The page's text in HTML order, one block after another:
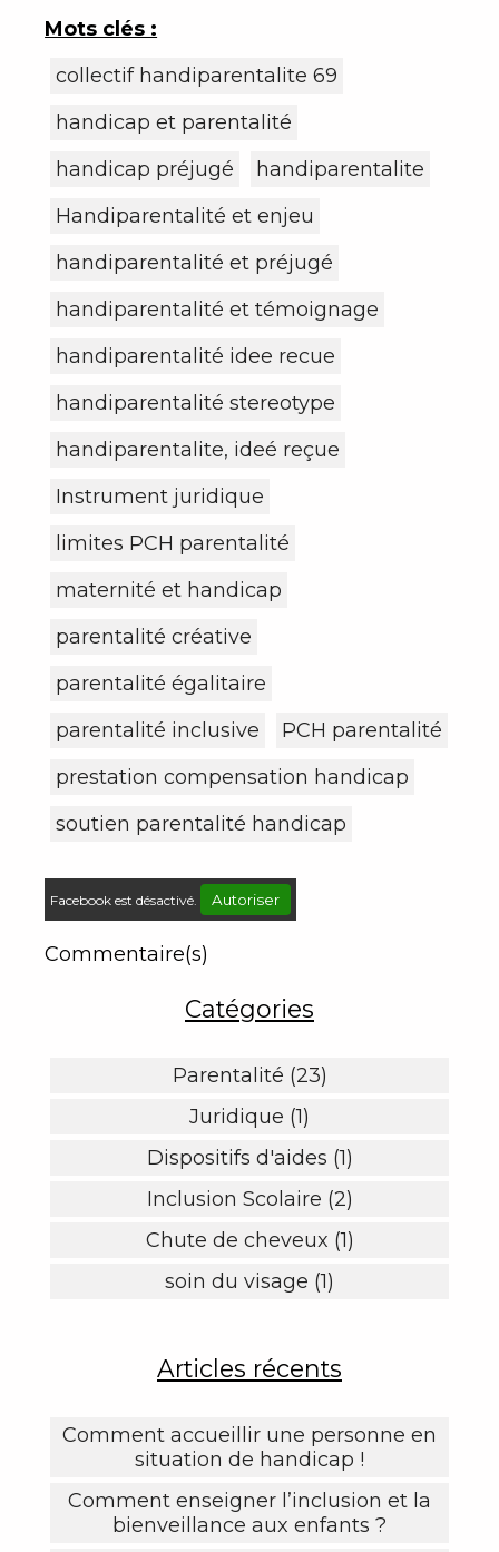
Mots clés :
collectif handiparentalite 69
handicap et parentalité
handicap préjugé
handiparentalite
Handiparentalité et enjeu
handiparentalité et préjugé
handiparentalité et témoignage
handiparentalité idee recue
handiparentalité stereotype
handiparentalite, ideé reçue
Instrument juridique
limites PCH parentalité
maternité et handicap
parentalité créative
parentalité égalitaire
parentalité inclusive
PCH parentalité
prestation compensation handicap
soutien parentalité handicap
Facebook est désactivé. Autoriser
Commentaire(s)
Catégories
Parentalité (23)
Juridique (1)
Dispositifs d'aides (1)
Inclusion Scolaire (2)
Chute de cheveux (1)
soin du visage (1)
Articles récents
Comment accueillir une personne en
situation de handicap !
Comment enseigner l’inclusion et la
bienveillance aux enfants ?